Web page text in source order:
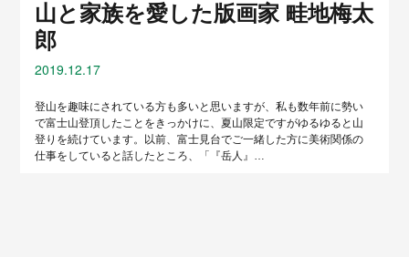
山と家族を愛した版画家 畦地梅太
郎
2019.12.17
登山を趣味にされている方も多いと思いますが、私も数年前に勢い
で富士山登頂したことをきっかけに、夏山限定ですがゆるゆると山
登りを続けています。以前、富士見台でご一緒した方に美術関係の
仕事をしていると話したところ、「『岳人』…